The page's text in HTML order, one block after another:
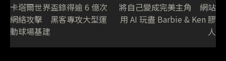
卡塔爾世界盃錄得逾 6 億次
網絡攻擊 黑客專攻大型運
動球場基建
將自己變成完美主角 網站
用 AI 玩盡 Barbie & Ken 膠
人